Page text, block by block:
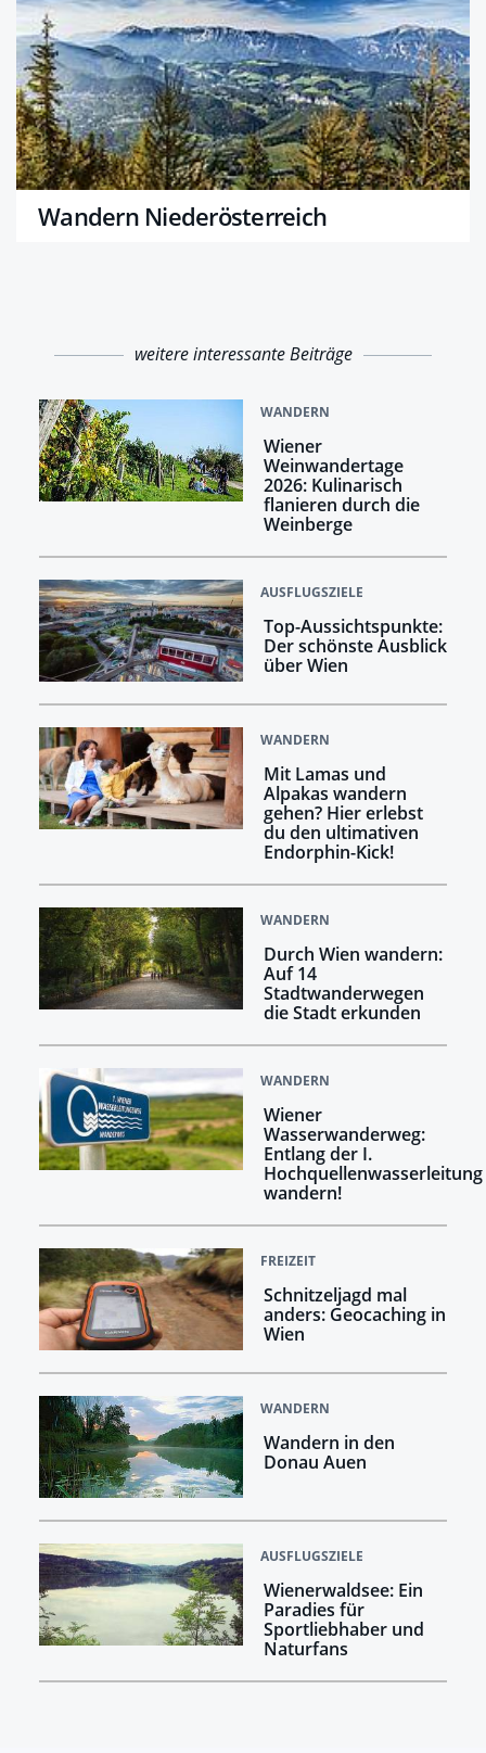
Wandern Niederösterreich
weitere interessante Beiträge
WANDERN
Wiener
Weinwandertage
2026: Kulinarisch
flanieren durch die
Weinberge
AUSFLUGSZIELE
Top-Aussichtspunkte:
Der schönste Ausblick
über Wien
WANDERN
Mit Lamas und
Alpakas wandern
gehen? Hier erlebst
du den ultimativen
Endorphin-Kick!
WANDERN
Durch Wien wandern:
Auf 14
Stadtwanderwegen
die Stadt erkunden
WANDERN
Wiener
Wasserwanderweg:
Entlang der I.
Hochquellenwasserleitung
wandern!
FREIZEIT
Schnitzeljagd mal
anders: Geocaching in
Wien
WANDERN
Wandern in den
Donau Auen
AUSFLUGSZIELE
Wienerwaldsee: Ein
Paradies für
Sportliebhaber und
Naturfans